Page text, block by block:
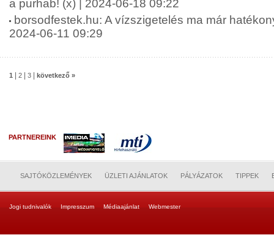
a purhab! (x) | 2024-06-18 09:22
borsodfestek.hu: A vízszigetelés ma már
2024-06-11 09:29
1 2 3 következő »
PARTNEREINK
SAJTÓKÖZLEMÉNYEK ÜZLETI AJÁNLATOK PÁLYÁZATOK TIPPEK
Jogi tudnivalók Impresszum Médiaajánlat Webmester